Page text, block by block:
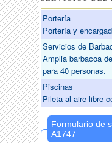
Portería
Portería y
Servicios de
Amplia barbacoa
para 40 personas.
Piscinas
Pileta al aire libre